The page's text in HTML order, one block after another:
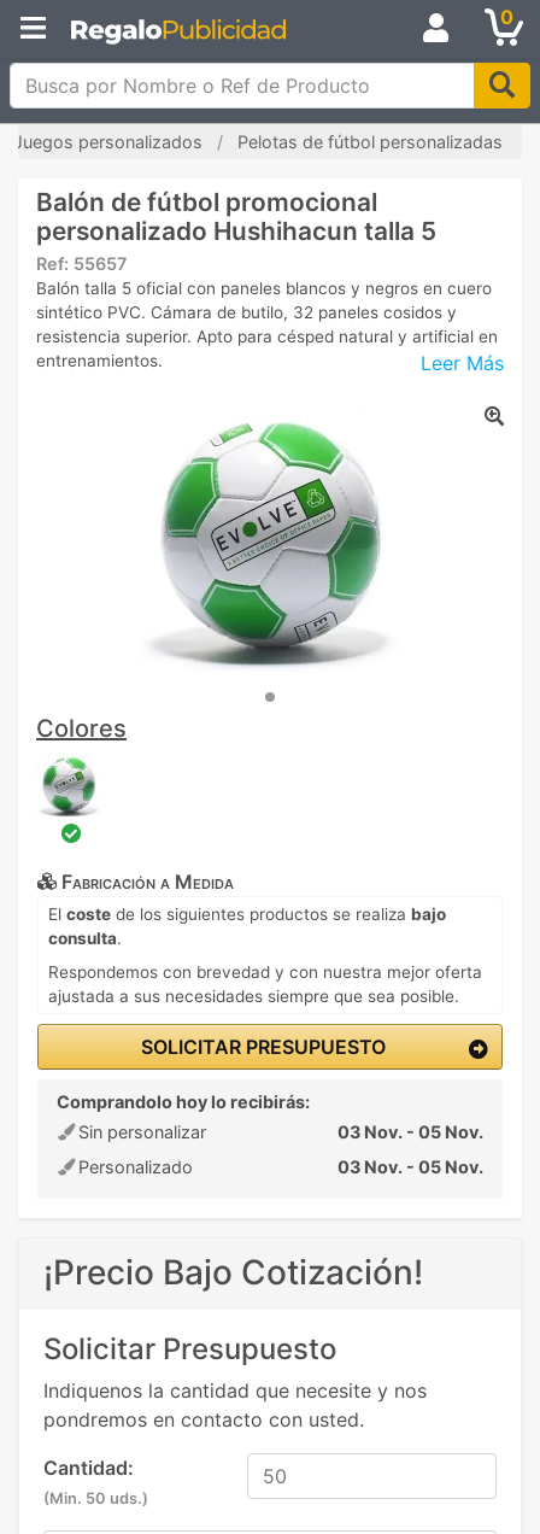
0
Busca por Nombre o Ref de Producto
Juegos personalizados Pelotas de fútbol personalizadas
Balón de fútbol promocional
personalizado Hushihacun talla 5
Ref: 55657
Leer Más
Balón talla 5 oficial con paneles blancos y negros en cuero
sintético PVC. Cámara de butilo, 32 paneles cosidos y
resistencia superior. Apto para césped natural y artificial en
entrenamientos.
Colores
Fabricación a Medida
El coste de los siguientes productos se realiza bajo
consulta.
Respondemos con brevedad y con nuestra mejor oferta
ajustada a sus necesidades siempre que sea posible.
SOLICITAR PRESUPUESTO
Comprandolo hoy lo recibirás:
Sin personalizar
03 Nov. - 05 Nov.
Personalizado
03 Nov. - 05 Nov.
¡Precio Bajo Cotización!
Solicitar Presupuesto
Indiquenos la cantidad que necesite y nos
pondremos en contacto con usted.
Cantidad:
(Min. 50 uds.)